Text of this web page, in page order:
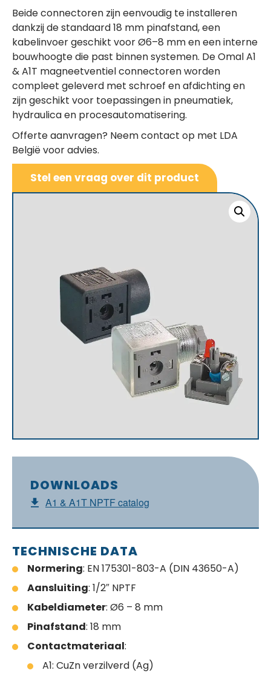
DOWNLOADS
A1 & A1T NPTF catalog
TECHNISCHE DATA
Normering: EN 175301-803-A (DIN 43650-A)
Aansluiting: 1/2″ NPTF
Kabeldiameter: Ø6 – 8 mm
Pinafstand: 18 mm
Contactmateriaal:
A1: CuZn verzilverd (Ag)
Beide connectoren zijn eenvoudig te installeren
dankzij de standaard 18 mm pinafstand, een
kabelinvoer geschikt voor Ø6–8 mm en een interne
bouwhoogte die past binnen systemen. De Omal A1
& A1T magneetventiel connectoren worden
compleet geleverd met schroef en afdichting en
zijn geschikt voor toepassingen in pneumatiek,
hydraulica en procesautomatisering.
Offerte aanvragen? Neem contact op met LDA
België voor advies.
Stel een vraag over dit product